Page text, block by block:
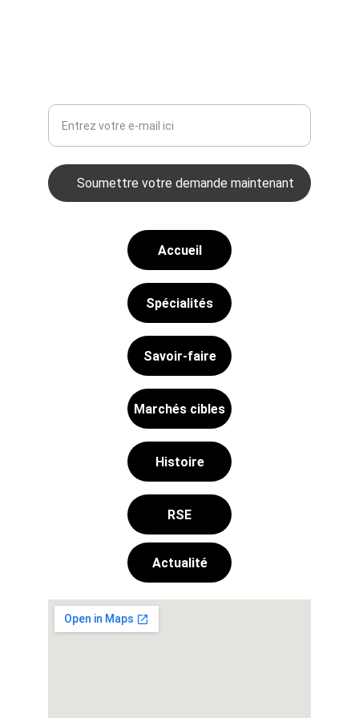
Soumettre votre demande maintenant
Accueil
Spécialités
Savoir-faire
Marchés cibles
Histoire
RSE
Actualité